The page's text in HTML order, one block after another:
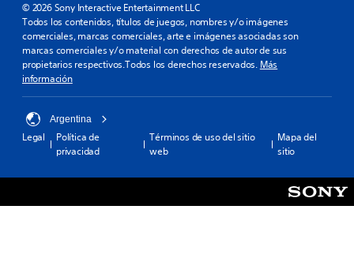
© 2026 Sony Interactive Entertainment LLC
Todos los contenidos, títulos de juegos, nombres y/o imágenes
comerciales, marcas comerciales, arte e imágenes asociadas son
marcas comerciales y/o material con derechos de autor de sus
propietarios respectivos.Todos los derechos reservados. Más
información
Argentina
Legal
Política de
privacidad
Términos de uso del sitio
web
Mapa del
sitio